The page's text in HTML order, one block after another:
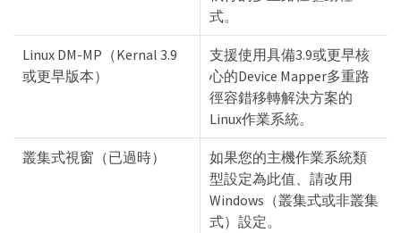
式。
Linux DM-MP（Kernal 3.9
或更早版本）
支援使用具備3.9或更早核
心的Device Mapper多重路
徑容錯移轉解決方案的
Linux作業系統。
叢集式視窗（已過時）
如果您的主機作業系統類
型設定為此值、請改用
Windows（叢集式或非叢集
式）設定。